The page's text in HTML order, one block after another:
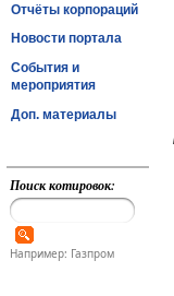
Отчёты корпораций
Новости портала
События и
мероприятия
Доп. материалы
Поиск котировок:
Например: Газпром